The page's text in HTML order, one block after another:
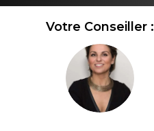
Votre Conseiller :